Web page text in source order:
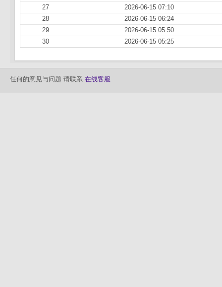
27
2026-06-15 07:10
28
2026-06-15 06:24
29
2026-06-15 05:50
30
2026-06-15 05:25
任何的意见与问题 请联系 在线客服